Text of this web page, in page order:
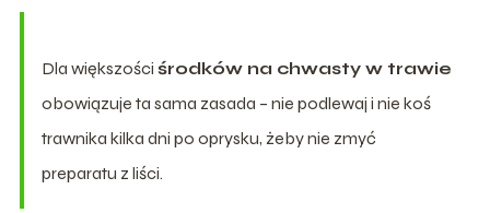
Dla większości środków na chwasty w trawie
obowiązuje ta sama zasada – nie podlewaj i nie koś
trawnika kilka dni po oprysku, żeby nie zmyć
preparatu z liści.